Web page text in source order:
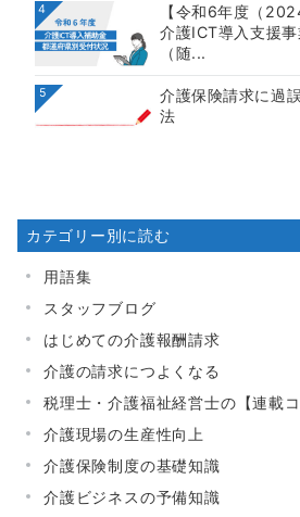
4
【令和6年度（
介護ICT導入支援
（随...
5
介護保険請求に過
法
カテゴリー別に読む
用語集
スタッフブログ
はじめての介護報酬請求
介護の請求につよくなる
税理士・介護福祉経営士の【連載コ
介護現場の生産性向上
介護保険制度の基礎知識
介護ビジネスの予備知識